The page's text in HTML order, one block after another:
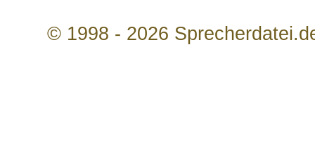
© 1998 - 2026